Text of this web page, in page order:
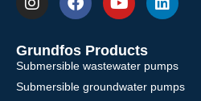
Grundfos Products
Submersible wastewater pumps
Submersible groundwater pumps